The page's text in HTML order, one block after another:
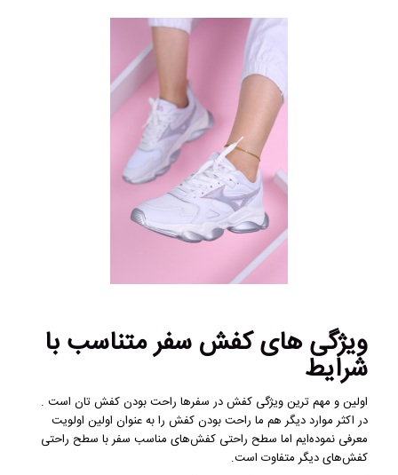
ویژگی هایکفش سفر متناسب با
شرایط
اولین و مهم ‌ترین ویژگی کفش در سفرها راحت بودن کفش ‌تان است .
در اکثر موارد دیگر هم ما راحت بودن کفش را به عنوان اولین اولویت
معرفی نموده‌ایم اما سطح راحتی کفش‌های مناسب سفر با سطح راحتی
کفش‌های دیگر متفاوت است.